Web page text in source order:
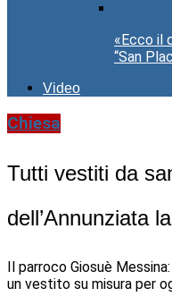
«Ecco il
“San
Video
Chiesa
Tutti vestiti da
dell’Annunziata
Il parroco Giosuè
un vestito su misura per